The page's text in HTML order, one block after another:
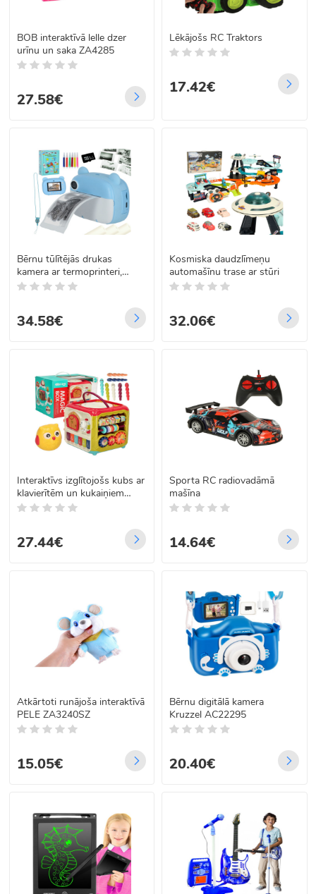
BOB interaktīvā lelle dzer
urīnu un saka ZA4285
27.58€
Lēkājošs RC Traktors
17.42€
Bērnu tūlītējās drukas
kamera ar termoprinteri,
piederumiem un 32 GB
34.58€
Kosmiska daudzlīmeņu
automašīnu trase ar stūri
32.06€
Interaktīvs izglītojošs kubs ar
klavierītēm un kukaiņiem
Bibi-inn 6w1
27.44€
Sporta RC radiovadāmā
mašīna
14.64€
Atkārtoti runājoša interaktīvā
PELE ZA3240SZ
15.05€
Bērnu digitālā kamera
Kruzzel AC22295
20.40€